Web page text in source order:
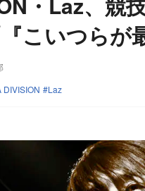
こいつらが
DIVISION Laz